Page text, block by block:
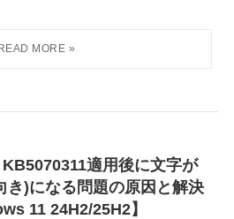
KB5070311適用後に文字が
き)になる問題の原因と解決
11 24H2/25H2】